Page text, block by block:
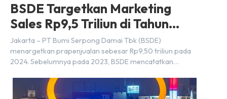
BSDE Targetkan Marketing
Sales Rp9,5 Triliun di Tahun
2024
Jakarta – PT Bumi Serpong Damai Tbk (BSDE)
menargetkan prapenjualan sebesar Rp9,50 triliun pada
2024. Sebelumnya pada 2023, BSDE mencatatkan
melampaui target prapenjualan sebesar Rp8,80 triliun.
Menurut Direktur BSDE Hermawan Wijaya menghadapi